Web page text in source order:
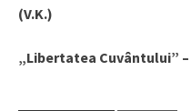
(V.K.)
„Libertatea Cuvântului” –